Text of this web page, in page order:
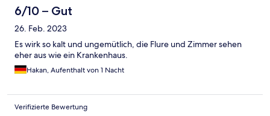
6/10 – Gut
26. Feb. 2023
Es wirk so kalt und ungemütlich, die Flure und Zimmer sehen
eher aus wie ein Krankenhaus.
Hakan, Aufenthalt von 1 Nacht
Verifizierte Bewertung